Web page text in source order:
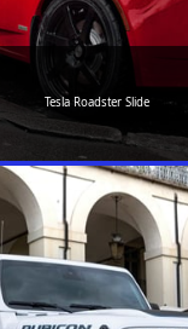
Tesla Roadster Slide